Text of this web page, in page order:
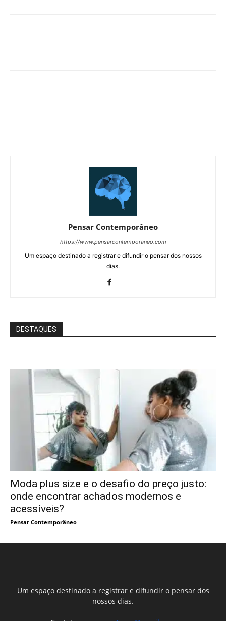
Pensar Contemporâneo
https://www.pensarcontemporaneo.com
Um espaço destinado a registrar e difundir o pensar dos nossos
dias.
DESTAQUES
Moda plus size e o desafio do preço justo:
onde encontrar achados modernos e
acessíveis?
Pensar Contemporâneo
Um espaço destinado a registrar e difundir o pensar dos
nossos dias.